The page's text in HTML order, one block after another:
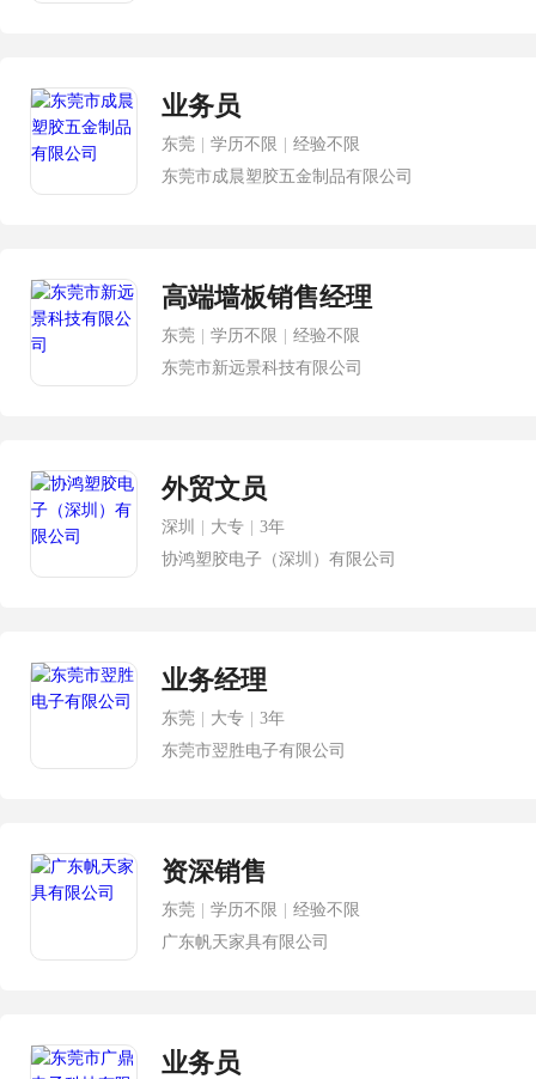
业务员
东莞 学历不限
经验不限
东莞市成晨塑胶五金制品有限公司
高端墙板销售经理
东莞 学历不限
经验不限
东莞市新远景科技有限公司
外贸文员
深圳 大专
3年
协鸿塑胶电子（深圳）有限公司
业务经理
东莞 大专
3年
东莞市翌胜电子有限公司
资深销售
东莞 学历不限
经验不限
广东帆天家具有限公司
业务员